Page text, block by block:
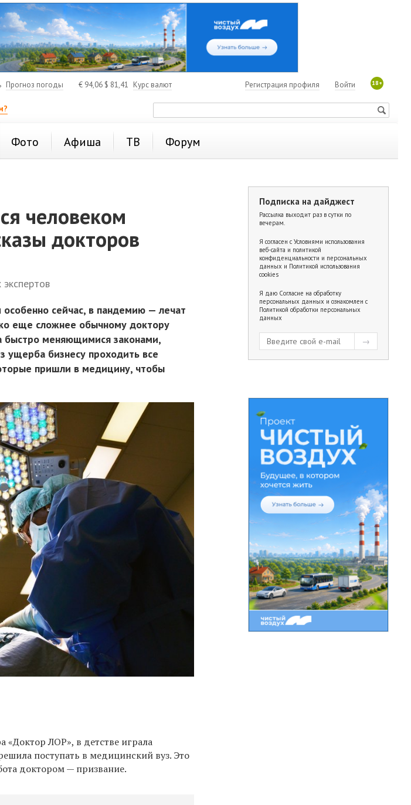
Прогноз погоды € 94,06 $ 81,41 Курс валют 18+
Войти
Регистрация профиля
Фото Афиша ТВ Форум
человеком
докторов
сейчас, в пандемию — лечат
еще сложнее обычному доктору
быстро меняющимися законами,
ущерба бизнесу проходить все
пришли в медицину, чтобы
ЛОР», в детстве играла
поступать в медицинский вуз. Это
доктором — призвание.
Подписка на дайджест
Рассылка выходит раз в сутки по
вечерам.
Я согласен с Условиями использования
веб-сайта и политикой
конфиденциальности и персональных
данных и Политикой использования
cookies
Я даю Согласие на обработку
персональных данных и ознакомлен с
Политикой обработки персональных
данных